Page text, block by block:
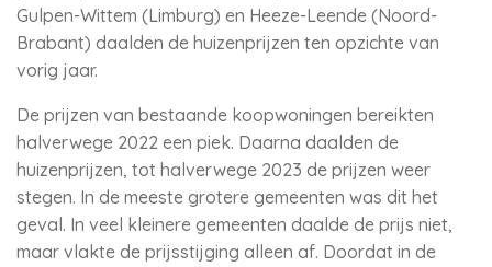
Gulpen-Wittem (Limburg) en Heeze-Leende (Noord-
Brabant) daalden de huizenprijzen ten opzichte van
vorig jaar.
De prijzen van bestaande koopwoningen bereikten
halverwege 2022 een piek. Daarna daalden de
huizenprijzen, tot halverwege 2023 de prijzen weer
stegen. In de meeste grotere gemeenten was dit het
geval. In veel kleinere gemeenten daalde de prijs niet,
maar vlakte de prijsstijging alleen af. Doordat in de